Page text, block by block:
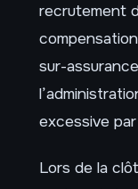
recrutement
sur-
excessive
Lors de la